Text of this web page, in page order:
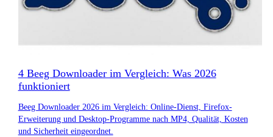
4 Beeg Downloader im Vergleich: Was 2026
funktioniert
Beeg Downloader 2026 im Vergleich: Online-Dienst, Firefox-
Erweiterung und Desktop-Programme nach MP4, Qualität, Kosten
und Sicherheit eingeordnet.